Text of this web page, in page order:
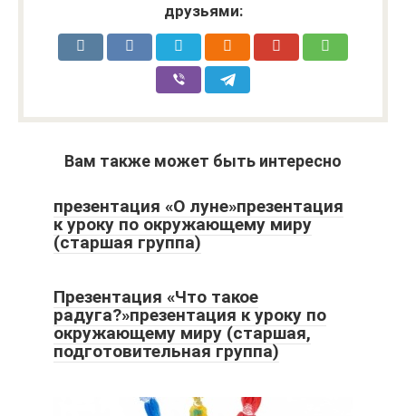
друзьями:
Вам также может быть интересно
презентация «О луне»презентация
к уроку по окружающему миру
(старшая группа)
Презентация «Что такое
радуга?»презентация к уроку по
окружающему миру (старшая,
подготовительная группа)